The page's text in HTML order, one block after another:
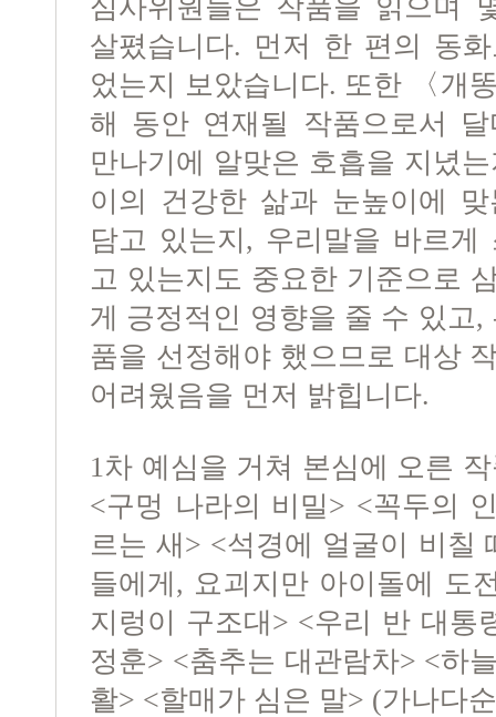
심사위원들은 작품을 읽으며
살폈습니다. 먼저 한 편의 동
었는지 보았습니다. 또한 〈개
해 동안 연재될 작품으로서
만나기에 알맞은 호흡을 지녔
이의 건강한 삶과 눈높이에
담고 있는지, 우리말을 바르게
고 있는지도 중요한 기준으로
게 긍정적인 영향을 줄 수 있고,
품을 선정해야 했으므로 대상
어려웠음을 먼저 밝힙니다.
1차 예심을 거쳐 본심에 오른
<구멍 나라의 비밀> <꼭두의
르는 새> <석경에 얼굴이 비칠
들에게, 요괴지만 아이돌에 도
지렁이 구조대> <우리 반 대통
정훈> <춤추는 대관람차> <하
활> <할매가 심은 말> (가나다